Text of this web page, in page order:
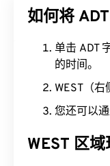
如何将
单击 ADT
的时间。
WEST（右
您还可以
WEST 区域